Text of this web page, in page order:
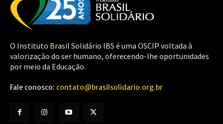
O Instituto Brasil Solidário IBS é uma OSCIP voltada à
valorização do ser humano, oferecendo-lhe oportunidades
por meio da Educação.
Fale conosco: contato@brasilsolidario.org.br